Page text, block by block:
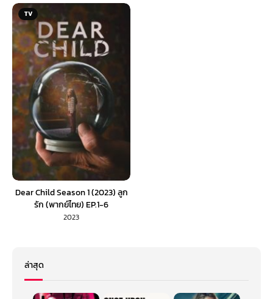
TV
Dear Child Season 1 (2023) ลูก
รัก (พากย์ไทย) EP.1-6
2023
ล่าสุด